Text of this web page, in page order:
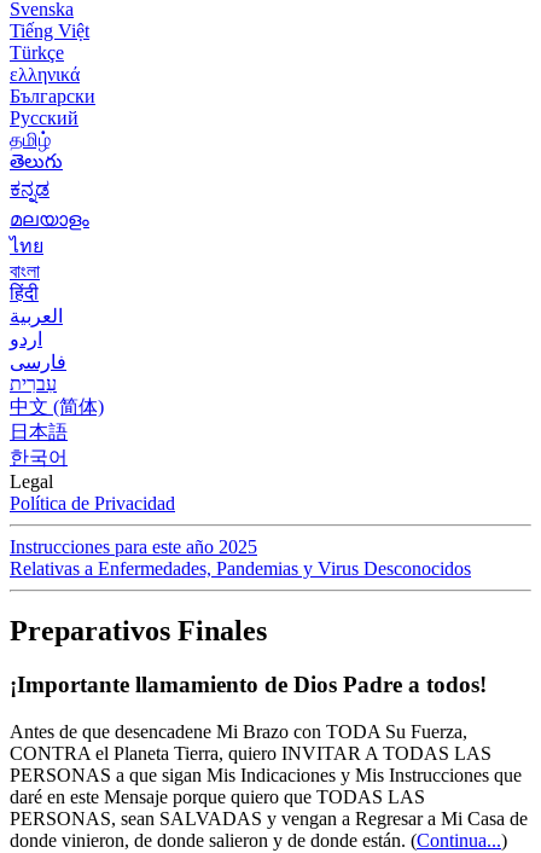
Svenska
Tiếng Việt
Türkçe
ελληνικά
Български
Русский
தமிழ்
తెలుగు
ಕನ್ನಡ
മലയാളം
ไทย
বাংলা
हिंदी
العربية
اردو
فارسی
עִברִית
中文 (简体)
日本語
한국어
Legal
Política de Privacidad
Instrucciones para este año 2025
Relativas a Enfermedades, Pandemias y Virus Desconocidos
Preparativos Finales
¡Importante llamamiento de Dios Padre a todos!
Antes de que desencadene Mi Brazo con TODA Su Fuerza,
CONTRA el Planeta Tierra, quiero INVITAR A TODAS LAS
PERSONAS a que sigan Mis Indicaciones y Mis Instrucciones que
daré en este Mensaje porque quiero que TODAS LAS
PERSONAS, sean SALVADAS y vengan a Regresar a Mi Casa de
donde vinieron, de donde salieron y de donde están. (Continua...)